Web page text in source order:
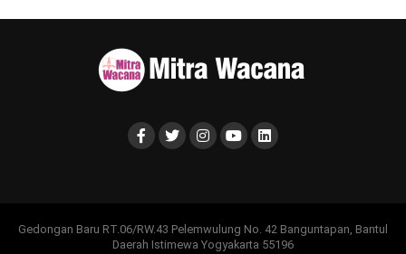
Gedongan Baru RT.06/RW.43 Pelemwulung No. 42 Banguntapan, Bantul
Daerah Istimewa Yogyakarta 55196